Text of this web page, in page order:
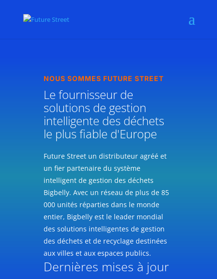
NOUS SOMMES FUTURE STREET
Le fournisseur de
solutions de gestion
intelligente des déchets
le plus fiable d'Europe
Future Street un distributeur agréé et
un fier partenaire du système
intelligent de gestion des déchets
Bigbelly. Avec un réseau de plus de 85
000 unités réparties dans le monde
entier, Bigbelly est le leader mondial
des solutions intelligentes de gestion
des déchets et de recyclage destinées
aux villes et aux espaces publics.
Dernières mises à jour